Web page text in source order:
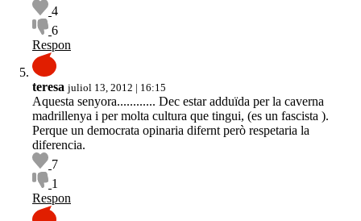
4
6
Respon
teresa juliol 13, 2012 | 16:15
Aquesta senyora............ Dec estar adduïda per la caverna
madrillenya i per molta cultura que tingui, (es un fascista ).
Perque un democrata opinaria difernt però respetaria la
diferencia.
7
1
Respon